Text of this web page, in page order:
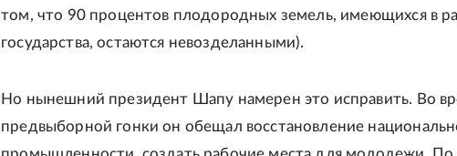
том, что 90 процентов плодородных земель, имеющихся в
государства, остаются невозделанными).
Но нынешний президент Шапу намерен это исправить. Во
предвыборной гонки он обещал восстановление